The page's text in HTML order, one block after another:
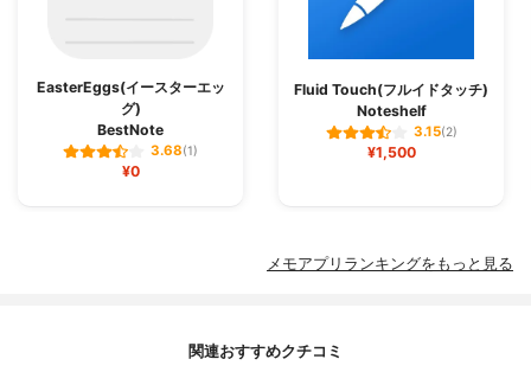
EasterEggs(イースターエッ
グ)
BestNote
3.68(1)
¥0
Fluid Touch(フルイドタッチ)
Noteshelf
3.15(2)
¥1,500
メモアプリランキングをもっと見る
関連おすすめクチコミ